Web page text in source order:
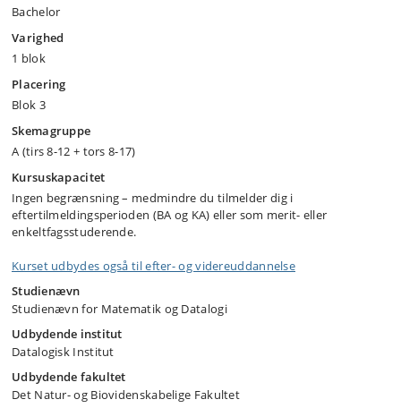
Bachelor
Varighed
1 blok
Placering
Blok 3
Skemagruppe
A (tirs 8-12 + tors 8-17)
Kursuskapacitet
Ingen begrænsning – medmindre du tilmelder dig i
eftertilmeldingsperioden (BA og KA) eller som merit- eller
enkeltfagsstuderende.
Kurset udbydes også til efter- og videreuddannelse
Studienævn
Studienævn for Matematik og Datalogi
Udbydende institut
Datalogisk Institut
Udbydende fakultet
Det Natur- og Biovidenskabelige Fakultet